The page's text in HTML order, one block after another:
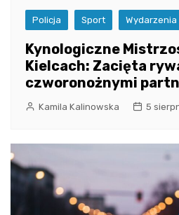
Policja Sport Wydarzenia
Kynologiczne
Kielcach: Zacięta
czworonożnymi
Kamila Kalinowska 5